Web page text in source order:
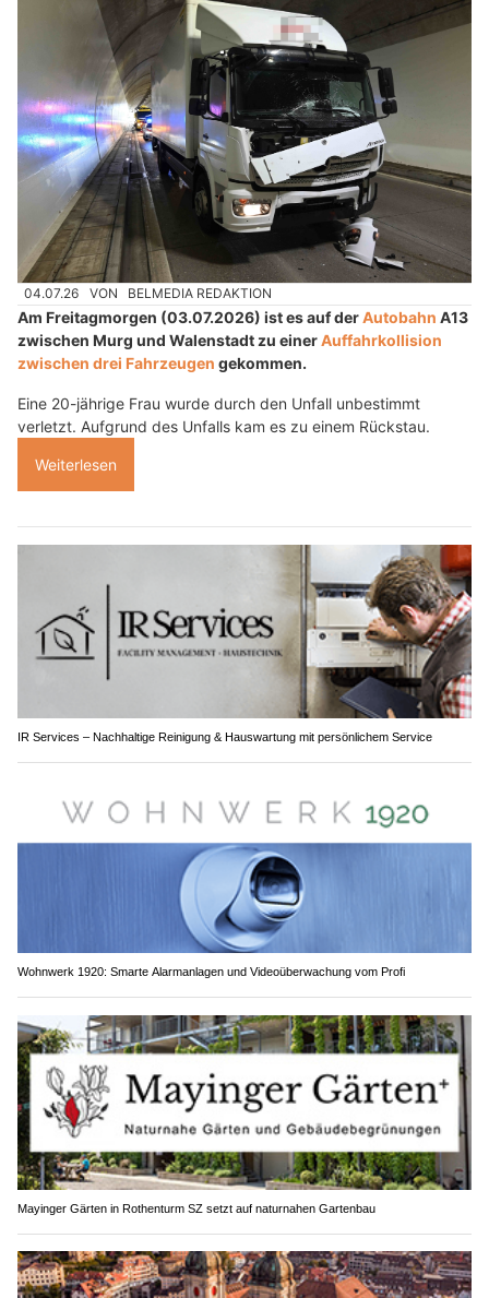
04.07.26 VON BELMEDIA REDAKTION
Am Freitagmorgen (03.07.2026) ist es auf derAutobahn A13
zwischen Murg und Walenstadt zu einerAuffahrkollision
zwischen drei Fahrzeugen gekommen.
Eine 20-jährige Frau wurde durch den Unfall unbestimmt
verletzt. Aufgrund des Unfalls kam es zu einem Rückstau.
Weiterlesen
IR Services – Nachhaltige Reinigung & Hauswartung mit persönlichem Service
Wohnwerk 1920: Smarte Alarmanlagen und Videoüberwachung vom Profi
Mayinger Gärten in Rothenturm SZ setzt auf naturnahen Gartenbau